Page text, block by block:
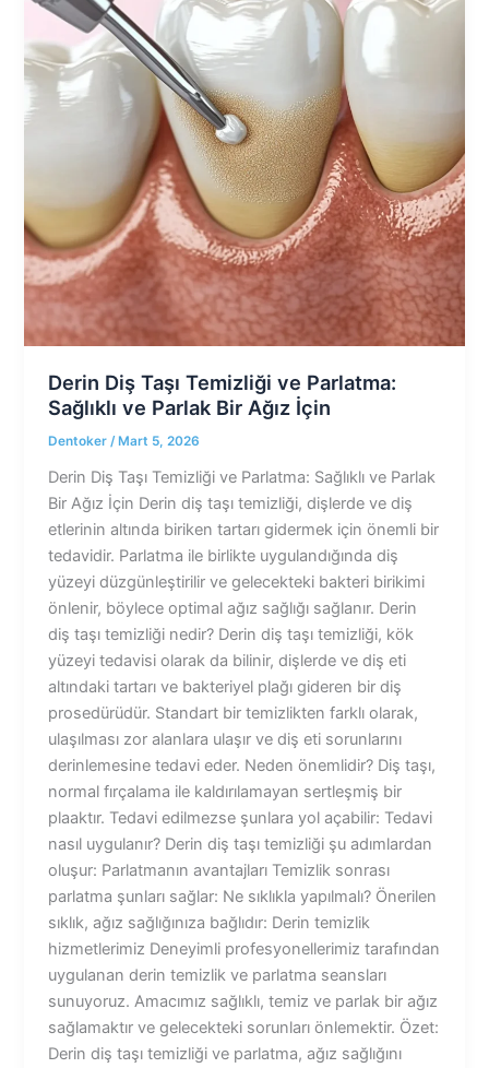
Derin Diş Taşı Temizliği ve Parlatma:
Sağlıklı ve Parlak Bir Ağız İçin
Dentoker/ Mart 5, 2026
Derin Diş Taşı Temizliği ve Parlatma: Sağlıklı ve Parlak
Bir Ağız İçin Derin diş taşı temizliği, dişlerde ve diş
etlerinin altında biriken tartarı gidermek için önemli bir
tedavidir. Parlatma ile birlikte uygulandığında diş
yüzeyi düzgünleştirilir ve gelecekteki bakteri birikimi
önlenir, böylece optimal ağız sağlığı sağlanır. Derin
diş taşı temizliği nedir? Derin diş taşı temizliği, kök
yüzeyi tedavisi olarak da bilinir, dişlerde ve diş eti
altındaki tartarı ve bakteriyel plağı gideren bir diş
prosedürüdür. Standart bir temizlikten farklı olarak,
ulaşılması zor alanlara ulaşır ve diş eti sorunlarını
derinlemesine tedavi eder. Neden önemlidir? Diş taşı,
normal fırçalama ile kaldırılamayan sertleşmiş bir
plaaktır. Tedavi edilmezse şunlara yol açabilir: Tedavi
nasıl uygulanır? Derin diş taşı temizliği şu adımlardan
oluşur: Parlatmanın avantajları Temizlik sonrası
parlatma şunları sağlar: Ne sıklıkla yapılmalı? Önerilen
sıklık, ağız sağlığınıza bağlıdır: Derin temizlik
hizmetlerimiz Deneyimli profesyonellerimiz tarafından
uygulanan derin temizlik ve parlatma seansları
sunuyoruz. Amacımız sağlıklı, temiz ve parlak bir ağız
sağlamaktır ve gelecekteki sorunları önlemektir. Özet:
Derin diş taşı temizliği ve parlatma, ağız sağlığını